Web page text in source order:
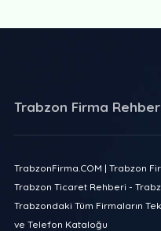
Trabzon Firma
TrabzonFirma.COM | Trabzon
Trabzon Ticaret Rehberi -
Trabzondaki Tüm Firmaların
ve Telefon Kataloğu